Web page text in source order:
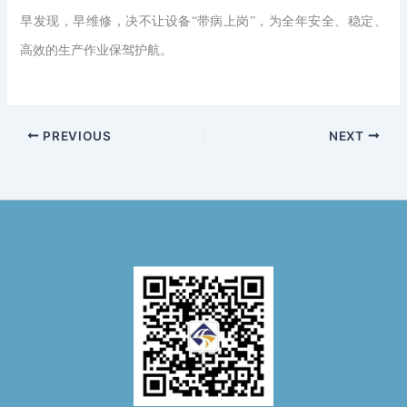
早发现，早维修，决不让设备“带病上岗”，为全年安全、稳定、
高效的生产作业保驾护航 。
PREVIOUS NEXT